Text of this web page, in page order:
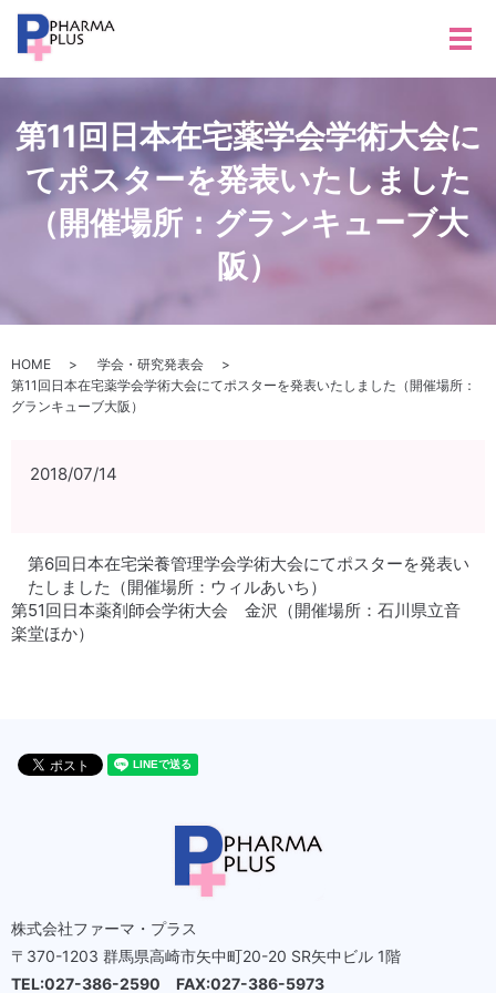
メ
第11回日本在宅薬学会学術大会に
てポスターを発表いたしました
（開催場所：グランキューブ大
阪）
HOME
学会・研究発表会
第11回日本在宅薬学会学術大会にてポスターを発表いたしました（開催場所：
グランキューブ大阪）
2018/07/14
第6回日本在宅栄養管理学会学術大会にてポスターを発表い
たしました（開催場所：ウィルあいち）
第51回日本薬剤師会学術大会 金沢（開催場所：石川県立音
楽堂ほか）
株式会社ファーマ・プラス
〒370-1203 群馬県高崎市矢中町20-20 SR矢中ビル 1階
TEL:027-386-2590 FAX:027-386-5973